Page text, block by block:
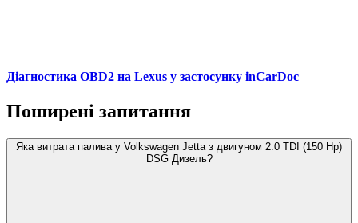
Діагностика OBD2 на Lexus у застосунку inCarDoc
Поширені запитання
Яка витрата палива у Volkswagen Jetta з двигуном 2.0 TDI (150 Hp)
DSG Дизель?